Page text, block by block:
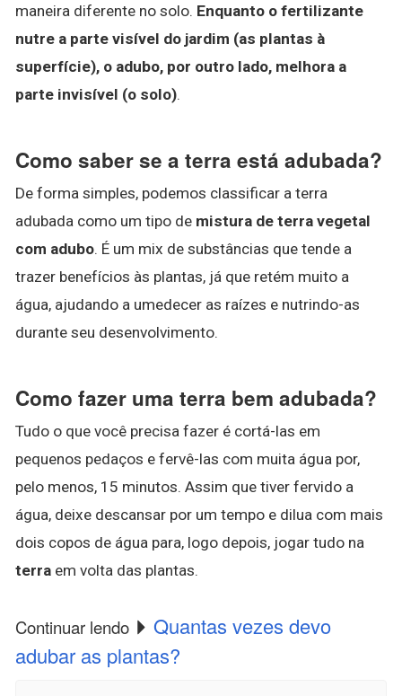
maneira diferente no solo. Enquanto o fertilizante
nutre a parte visível do jardim (as plantas à
superfície), o adubo, por outro lado, melhora a
parte invisível (o solo).
Como saber se a terra está adubada?
De forma simples, podemos classificar a terra
adubada como um tipo de mistura de terra vegetal
com adubo. É um mix de substâncias que tende a
trazer benefícios às plantas, já que retém muito a
água, ajudando a umedecer as raízes e nutrindo-as
durante seu desenvolvimento.
Como fazer uma terra bem adubada?
Tudo o que você precisa fazer é cortá-las em
pequenos pedaços e fervê-las com muita água por,
pelo menos, 15 minutos. Assim que tiver fervido a
água, deixe descansar por um tempo e dilua com mais
dois copos de água para, logo depois, jogar tudo na
terra em volta das plantas.
Continuar lendo
Quantas vezes devo
adubar as plantas?